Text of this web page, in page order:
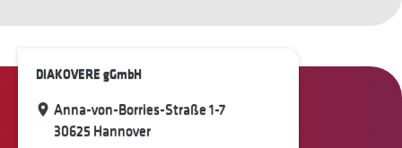
DIAKOVERE gGmbH
Anna-von-Borries-Straße 1-7
30625 Hannover